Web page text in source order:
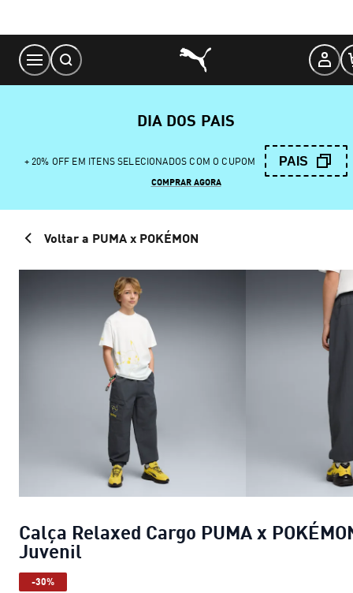
Content
DIA DOS PAIS
+ 20% OFF EM ITENS SELECIONADOS COM O CUPOM PAIS
COMPRAR AGORA
Voltar a PUMA x POKÉMON
Calça Relaxed Cargo PUMA x
Juvenil
-30%